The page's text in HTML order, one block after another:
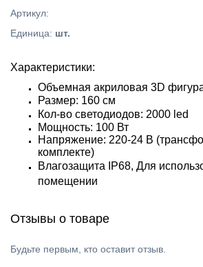
Артикул:
Единица: шт.
Характеристики:
Объемная акриловая 3D
Размер: 160 см
Кол-во светодиодов: 2000 led
Мощность: 100 Вт
Напряжение: 220-24 В
комплекте)
Влагозащита IP68, Для
помещении
Отзывы о товаре
Будьте первым, кто оставит отзыв.